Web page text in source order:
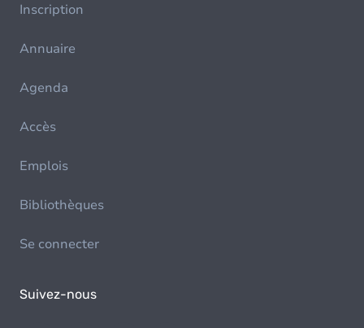
Inscription
Annuaire
Agenda
Accès
Emplois
Bibliothèques
Se connecter
Suivez-nous